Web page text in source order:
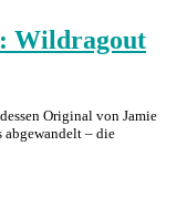
Wildragout
Original von Jamie
abgewandelt – die